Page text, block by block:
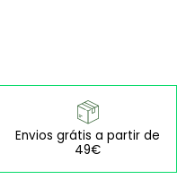
Envios grátis a partir de
49€